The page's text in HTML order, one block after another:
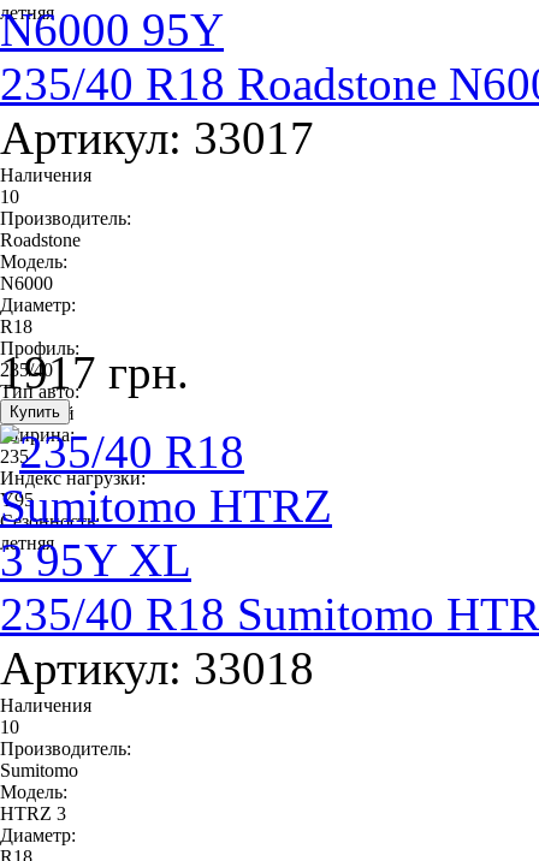
летняя
235/40 R18 Roadstone
Артикул: 33017
Наличения
10
Производитель:
Roadstone
Модель:
N6000
Диаметр:
R18
Профиль:
235/40
Тип авто:
легковой
Ширина:
235
Индекс нагрузки:
Y95
Сезонность:
летняя
1917 грн.
235/40 R18 Sumitomo
Артикул: 33018
Наличения
10
Производитель:
Sumitomo
Модель:
HTRZ 3
Диаметр:
R18